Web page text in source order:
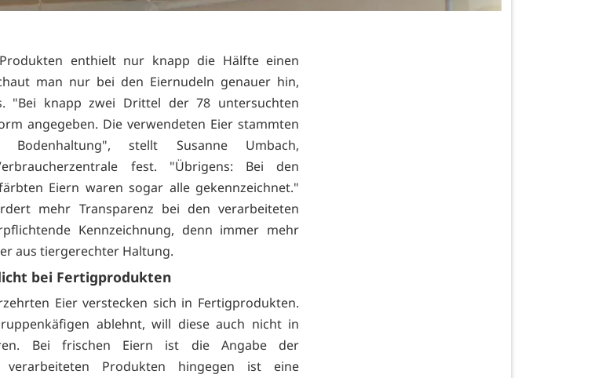
enthielt nur knapp die Hälfte einen
man nur bei den Eiernudeln genauer hin,
"Bei knapp zwei Drittel der 78 untersuchten
angegeben. Die verwendeten Eier stammten
stellt Susanne Umbach,
fest. "Übrigens: Bei den
Eiern waren sogar alle gekennzeichnet."
mehr Transparenz bei den verarbeiteten
Kennzeichnung, denn immer mehr
aus tiergerechter Haltung.
bei Fertigprodukten
Eier verstecken sich in Fertigprodukten.
ablehnt, will diese auch nicht in
Bei frischen Eiern ist die Angabe der
Produkten hingegen ist eine